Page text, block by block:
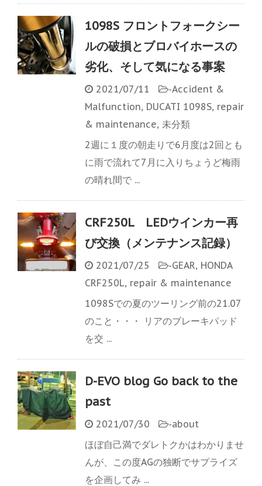
1098S フロントフォークシー
ルの破損とブロバイホースの
劣化、そして気になる事案
2021/07/11 -Accident &
Malfunction, DUCATI 1098S, repair
& maintenance, 未分類
2週に１度の朝走りで6月度は2回とも
に雨で流れて7月に入りちょうど梅雨
の晴れ間で ...
CRF250L LEDウインカー再
び交換（メンテナンス記録）
2021/07/25 -GEAR, HONDA
CRF250L, repair & maintenance
1098Sでの夏のツーリング前の21.07
のこと・・・ リアのブレーキパッド
を交 ...
D-EVO blog Go back to the
past
2021/07/30 -about
ほぼ自己満でダレトクかはわかりませ
んが、この度AGの独断でサプライズ
を企画してみ ...